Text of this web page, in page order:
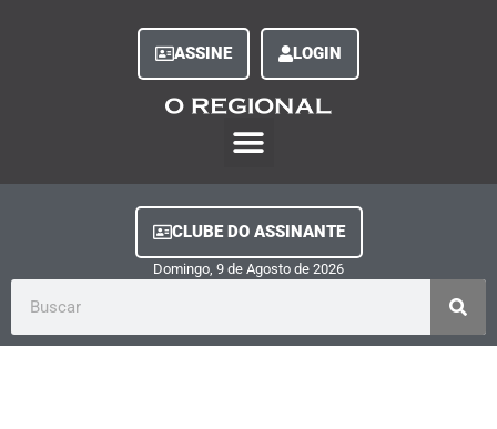
ASSINE LOGIN
CLUBE DO ASSINANTE
Domingo, 9 de Agosto de 2026